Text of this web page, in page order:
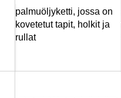
palmuöljyketti, jossa on
kovetetut tapit, holkit ja
rullat